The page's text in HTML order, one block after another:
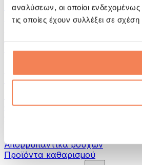
αναλύσεων, οι οποίοι
τις οποίες έχουν συλλέξει σε
Αξεσουάρ με βάση τη
Tρέξιμο
Γιόγκα & Πιλάτες
Πεζοπορία
Θεραπεία με Κόκκινο Φως
Απορρυπαντικά ρούχων
Προϊόντα καθαρισμού